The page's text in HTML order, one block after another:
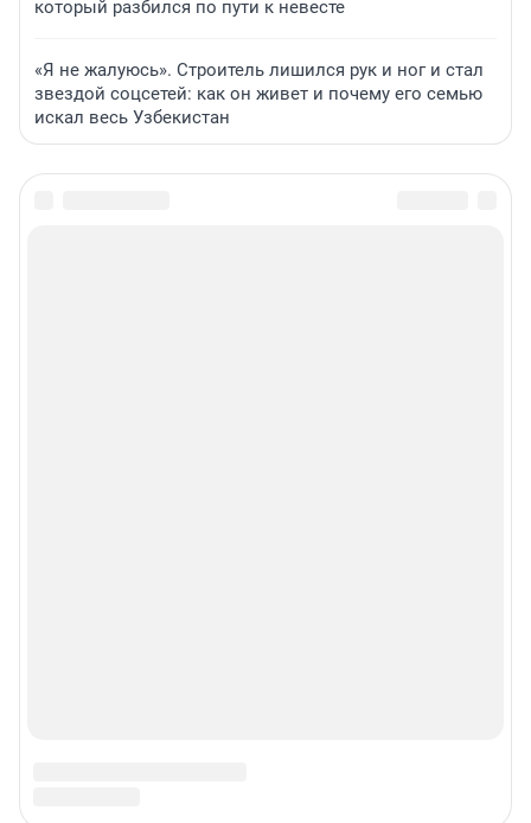
который разбился по пути к невесте
«Я не жалуюсь». Строитель лишился рук и ног и стал
звездой соцсетей: как он живет и почему его семью
искал весь Узбекистан